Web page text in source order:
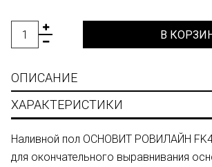
В
ОПИСАНИЕ
ХАРАКТЕРИСТИКИ
Наливной пол ОСНОВИТ РОВИЛАЙН
для окончательного выравнивания